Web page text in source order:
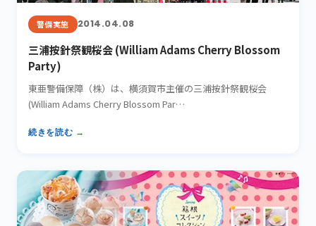
警備実施 2014.04.08
三浦按針祭観桜会 (William Adams Cherry Blossom
Party)
東亜警備保障（株）は、横須賀市主催の三浦按針祭観桜会
(William Adams Cherry Blossom Par…
続きを読む →